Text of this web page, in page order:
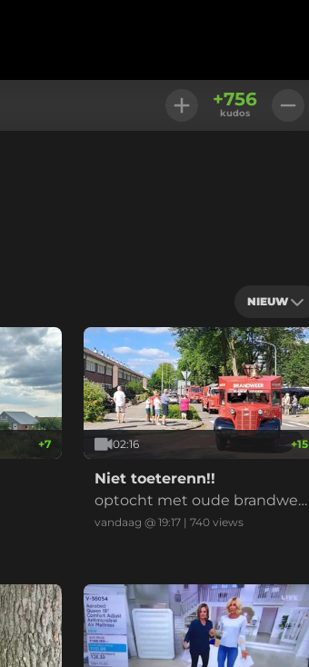
+756
kudos
NIEUW
+7 02:16 +15
Niet toeterenn!!
optocht met oude brandwee
rwagens
vandaag @ 19:17 |740 views